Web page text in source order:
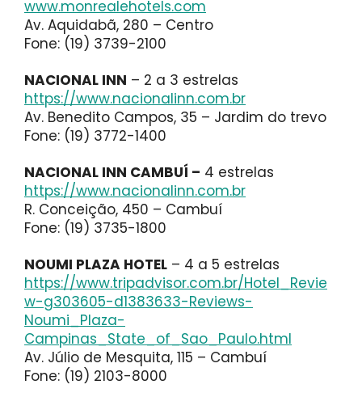
www.monrealehotels.com
Av. Aquidabã, 280 – Centro
Fone: (19) 3739-2100
NACIONAL INN – 2 a 3 estrelas
https://www.nacionalinn.com.br
Av. Benedito Campos, 35 – Jardim do trevo
Fone: (19) 3772-1400
NACIONAL INN CAMBUÍ – 4 estrelas
https://www.nacionalinn.com.br
R. Conceição, 450 – Cambuí
Fone: (19) 3735-1800
NOUMI PLAZA HOTEL – 4 a 5 estrelas
https://www.tripadvisor.com.br/Hotel_Revie
w-g303605-d1383633-Reviews-
Noumi_Plaza-
Campinas_State_of_Sao_Paulo.html
Av. Júlio de Mesquita, 115 – Cambuí
Fone: (19) 2103-8000